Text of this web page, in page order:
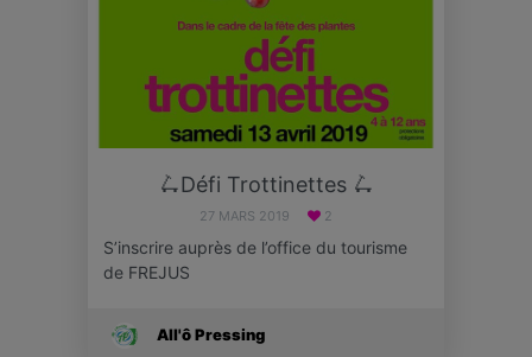
🛴Défi Trottinettes 🛴
27 MARS 2019 2
S’inscrire auprès de l’office du tourisme
de FREJUS
All'ô Pressing